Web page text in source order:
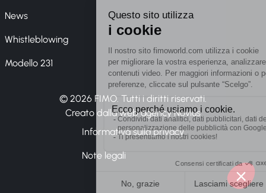
News
Whistleblowing
Modello 231
© 2026 FIMO. Tutti i diritti riservati.
Creato dalla web agency Novius
Informativa sulla privacy
Note legali